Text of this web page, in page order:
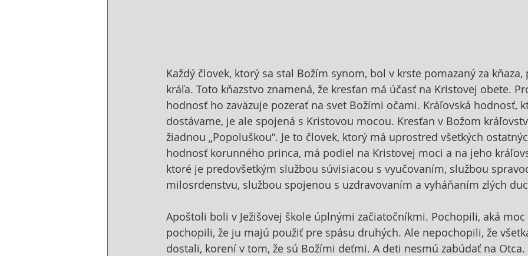
Každý človek, ktorý sa stal Božím synom, bol v krste pomazaný za kňaza,
kráľa. Toto kňazstvo znamená, že kresťan má účasť na Kristovej obete.
hodnosť ho zaväzuje pozerať na svet Božími očami. Kráľovská hodnosť,
dostávame, je ale spojená s Kristovou mocou. Kresťan v Božom
žiadnou „Popoluškou“. Je to človek, ktorý má uprostred všetkých
hodnosť korunného princa, má podiel na Kristovej moci a na jeho
ktoré je predovšetkým službou súvisiacou s vyučovaním, službou
milosrdenstvu, službou spojenou s uzdravovaním a vyháňaním zlých
Apoštoli boli v Ježišovej škole úplnými začiatočníkmi. Pochopili, aká
pochopili, že ju majú použiť pre spásu druhých. Ale nepochopili, že
dostali, korení v tom, že sú Božími deťmi. A deti nesmú zabúdať na